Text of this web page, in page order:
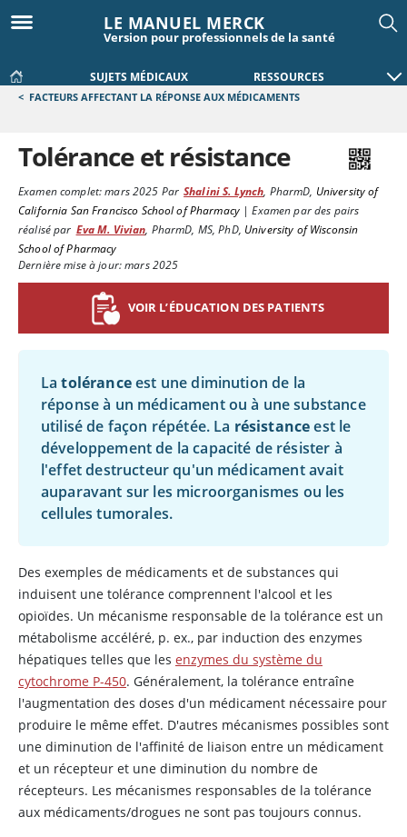
LE MANUEL MERCK
Version pour professionnels de la santé
SUJETS MÉDICAUX RESSOURCES
< FACTEURS AFFECTANT LA RÉPONSE AUX MÉDICAMENTS
Tolérance et résistance
Examen complet:mars 2025 Par Shalini S. Lynch, PharmD, University of
California San Francisco School of Pharmacy |Examen par des pairs
réalisé par Eva M. Vivian, PharmD, MS, PhD, University of Wisconsin
School of Pharmacy
Dernière mise à jour: mars 2025
VOIR L’ÉDUCATION DES PATIENTS
Latoléranceest une diminution de la
réponse à un médicament ou à une substance
utilisé de façon répétée. La résistanceest le
développement de la capacité de résister à
l'effet destructeur qu'un médicament avait
auparavant sur les microorganismes ou les
cellules tumorales.
Des exemples de médicaments et de substances qui
induisent une tolérance comprennent l'alcool et les
opioïdes. Un mécanisme responsable de la tolérance est un
métabolisme accéléré, p. ex., par induction des enzymes
hépatiques telles que les enzymes du système du
cytochrome P-450. Généralement, la tolérance entraîne
l'augmentation des doses d'un médicament nécessaire pour
produire le même effet. D'autres mécanismes possibles sont
une diminution de l'affinité de liaison entre un médicament
et un récepteur et une diminution du nombre de
récepteurs. Les mécanismes responsables de la tolérance
aux médicaments/drogues ne sont pas toujours connus.